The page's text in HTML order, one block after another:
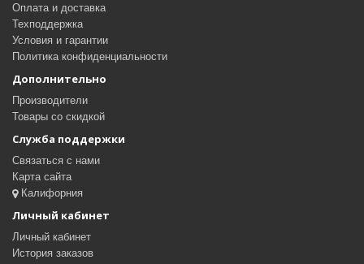
Оплата и доставка
Техподдержка
Условия и гарантии
Политика конфиденциальности
Дополнительно
Производители
Товары со скидкой
Служба поддержки
Связаться с нами
Карта сайта
Калифорния
Личный кабинет
Личный кабинет
История заказов